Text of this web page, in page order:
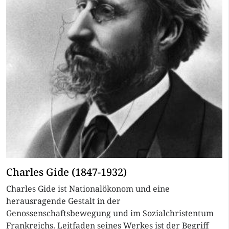
Charles Gide (1847-1932)
Charles Gide ist Nationalökonom und eine
herausragende Gestalt in der
Genossenschaftsbewegung und im Sozialchristentum
Frankreichs. Leitfaden seines Werkes ist der Begriff